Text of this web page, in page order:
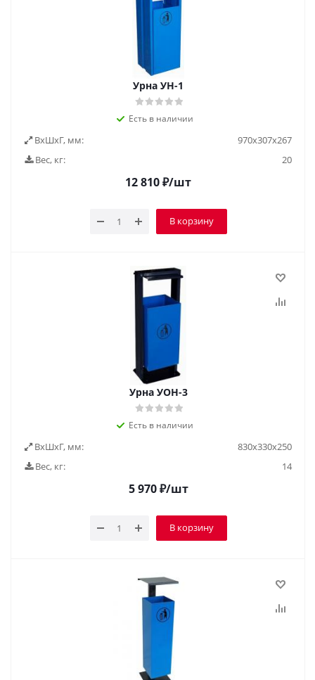
Урна УН-1
Есть в наличии
ВxШxГ, мм:
970х307х267
Вес, кг:
20
12 810₽/шт
В корзину
Урна УОН-3
Есть в наличии
ВxШxГ, мм:
830х330х250
Вес, кг:
14
5 970₽/шт
В корзину